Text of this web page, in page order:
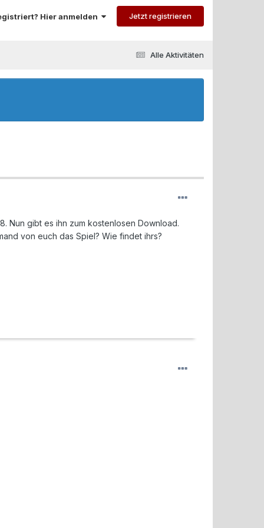
Hier anmelden Jetzt registrieren
Alle Aktivitäten
Nun gibt es ihn zum kostenlosen Download.
von euch das Spiel? Wie findet ihrs?